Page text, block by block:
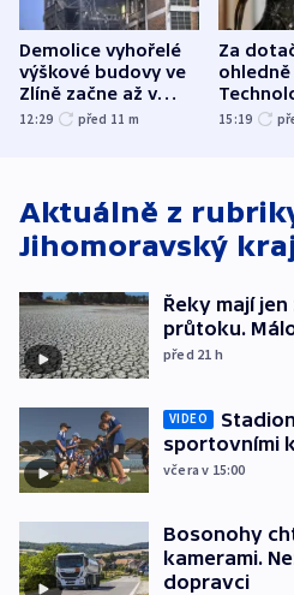
Demolice vyhořelé
výškové budovy ve
Zlíně začne až v
následujících dnech
12:29 před 11 m
Za
ohledně
parku
15:19
Aktuálně z
Jihomoravský
Řeky mají
průtoku.
před 21 h
VIDEO
sportovními
včera v 15:00
Bosonohy
kamerami.
dopravci